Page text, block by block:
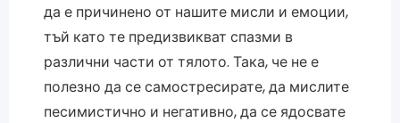
да е причинено от нашите мисли и емоции,
тъй като те предизвикват спазми в
различни части от тялото. Така, че не е
полезно да се самостресирате, да мислите
песимистично и негативно, да се ядосвате